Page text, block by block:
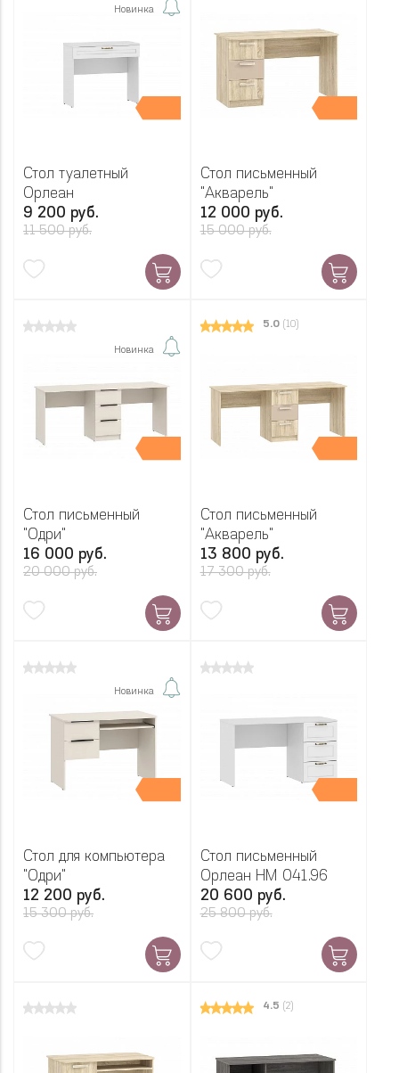
Новинка
Стол туалетный
Орлеан
9 200 руб.
11 500 руб.
Стол письменный
"Акварель"
12 000 руб.
15 000 руб.
Новинка
Стол письменный
"Одри"
16 000 руб.
20 000 руб.
5.0 (10)
Стол письменный
"Акварель"
13 800 руб.
17 300 руб.
Новинка
Стол для компьютера
"Одри"
12 200 руб.
15 300 руб.
Стол письменный
Орлеан НМ 041.96
20 600 руб.
25 800 руб.
4.5 (2)